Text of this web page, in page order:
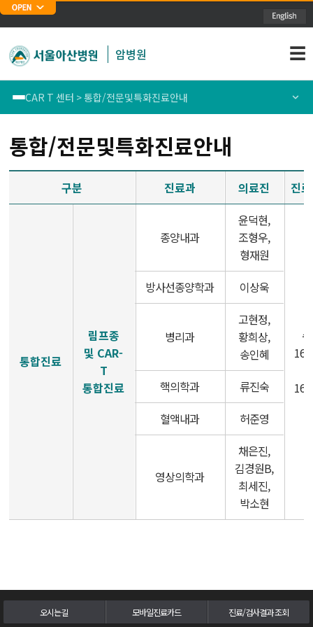
주메뉴 바로가기
본문 바로가기
암병원 ☰
CAR T 센터 > 통합/전문및특화진료안내
위암센터
식도암센터
육종ㆍ희귀암센터
의료진소개
통합/전문및특화진료안내
암교육
통합/전문및특화진료안내
구분 진료과 의료진 진
통합진료
림프종
및 CAR-
T
통합진료
종양내과
윤덕현,
조형우,
형재원
수
방사선종양학과 이상욱
병리과
고현정,
황희상,
송인혜
핵의학과
류진숙
혈액내과
허준영
영상의학과
채은진,
김경원B,
최세진,
박소현
오시는길 모바일진료카드 진료/검사결과 조회